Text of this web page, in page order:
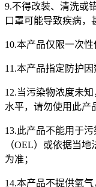
9.不得改装、清洗或
口罩可能导致疾病，
10.本产品仅限一次
11.本产品指定防护因
12.当污染物浓度未
水平，请勿使用此产
13.此产品不能用于
（OEL）或依据当
为准；
14.本产品不提供氧